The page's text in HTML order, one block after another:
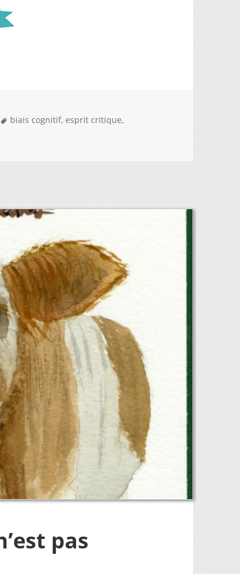
Mots-
biais cognitif, esprit critique,
ont mauvaise vue
pas